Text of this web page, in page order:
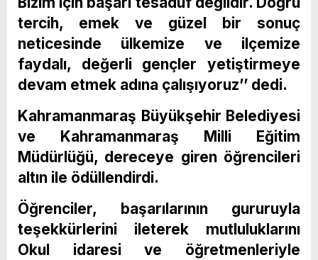
tercih, emek ve güzel bir sonuç
neticesinde ülkemize ve ilçemize
faydalı, değerli gençler yetiştirmeye
devam etmek adına çalışıyoruz’’ dedi.
Kahramanmaraş Büyükşehir Belediyesi
ve Kahramanmaraş Milli Eğitim
Müdürlüğü, dereceye giren öğrencileri
altın ile ödüllendirdi.
Öğrenciler, başarılarının gururuyla
teşekkürlerini ileterek mutluluklarını
Okul idaresi ve öğretmenleriyle